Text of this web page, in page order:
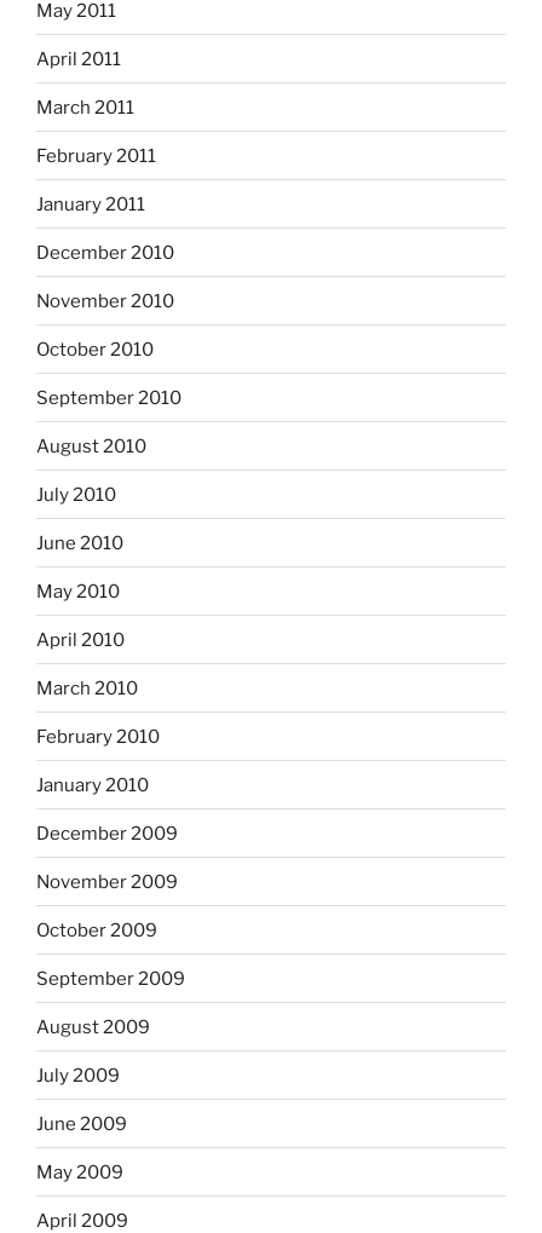
May 2011
April 2011
March 2011
February 2011
January 2011
December 2010
November 2010
October 2010
September 2010
August 2010
July 2010
June 2010
May 2010
April 2010
March 2010
February 2010
January 2010
December 2009
November 2009
October 2009
September 2009
August 2009
July 2009
June 2009
May 2009
April 2009